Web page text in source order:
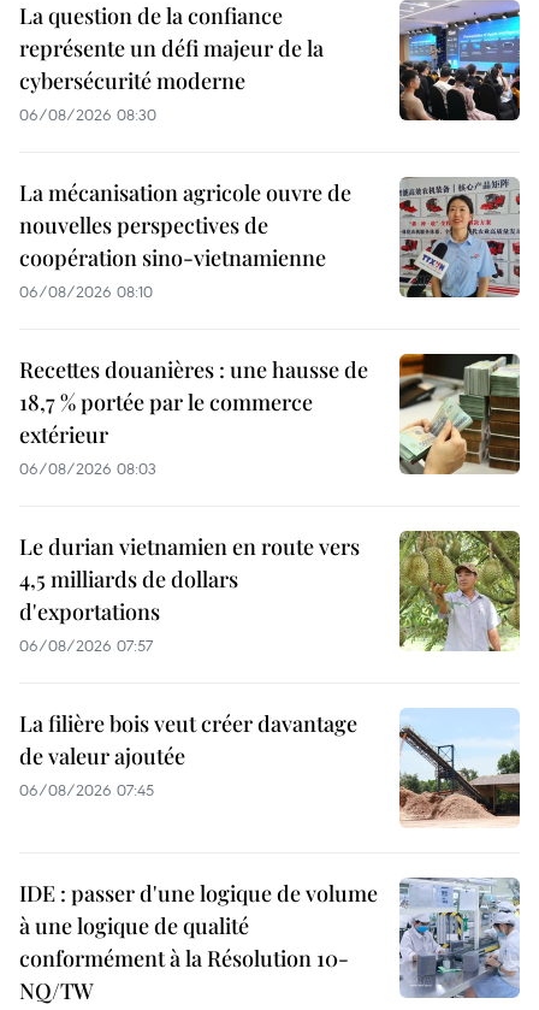
La question de la confiance
représente un défi majeur de la
cybersécurité moderne
06/08/2026 08:30
La mécanisation agricole ouvre de
nouvelles perspectives de
coopération sino-vietnamienne
06/08/2026 08:10
Recettes douanières : une hausse de
18,7 % portée par le commerce
extérieur
06/08/2026 08:03
Le durian vietnamien en route vers
4,5 milliards de dollars
d'exportations
06/08/2026 07:57
La filière bois veut créer davantage
de valeur ajoutée
06/08/2026 07:45
IDE : passer d'une logique de volume
à une logique de qualité
conformément à la Résolution 10-
NQ/TW